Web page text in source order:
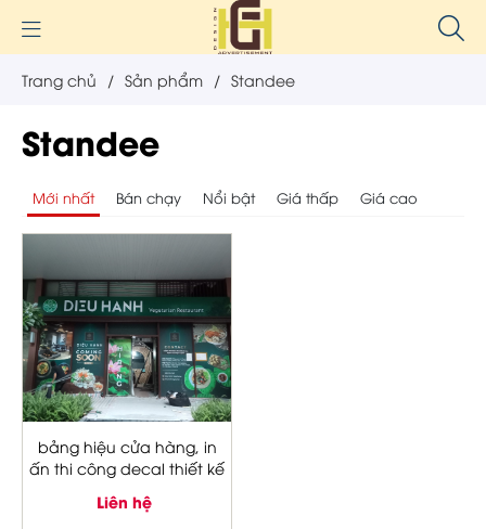
Trang chủ / Sản phẩm / Standee
Standee
Mới nhất Bán chạy Nổi bật Giá thấp Giá cao
bảng hiệu cửa hàng, in
ấn thi công decal thiết kế
Liên hệ